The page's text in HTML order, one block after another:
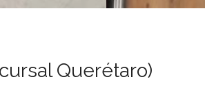
Querétaro)